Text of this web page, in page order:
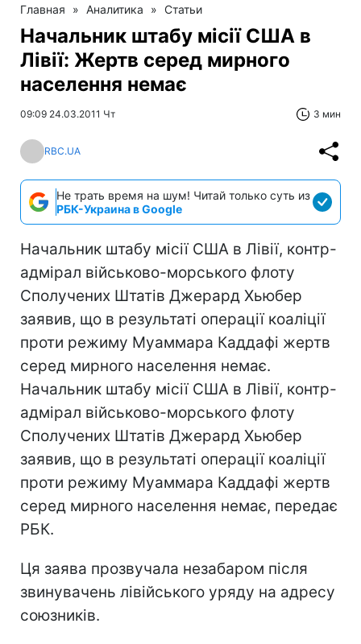
Главная » Аналитика » Статьи
Начальник штабу місії США в
Лівії: Жертв серед мирного
населення немає
09:09 24.03.2011 Чт 3 мин
RBC.UA
Не трать время на шум! Читай только суть из
РБК-Украина в Google
Начальник штабу місії США в Лівії, контр-
адмірал військово-морського флоту
Сполучених Штатів Джерард Хьюбер
заявив, що в результаті операції коаліції
проти режиму Муаммара Каддафі жертв
серед мирного населення немає.
Начальник штабу місії США в Лівії, контр-
адмірал військово-морського флоту
Сполучених Штатів Джерард Хьюбер
заявив, що в результаті операції коаліції
проти режиму Муаммара Каддафі жертв
серед мирного населення немає, передає
РБК.
Ця заява прозвучала незабаром після
звинувачень лівійського уряду на адресу
союзників.